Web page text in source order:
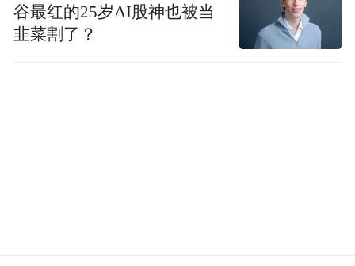
谷最红的25岁AI股神也被当
韭菜割了？